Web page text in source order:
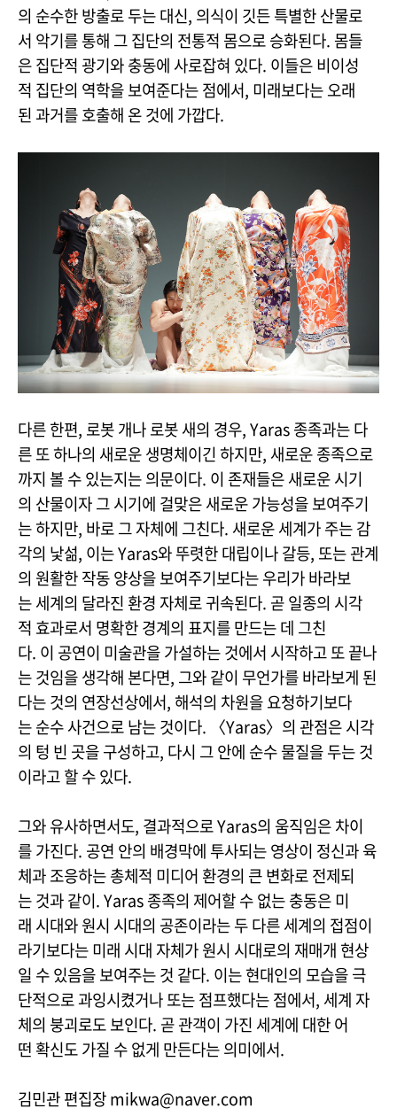
의 순수한 방출로 두는 대신, 의식이 깃든 특별한 산물로
서 악기를 통해 그 집단의 전통적 몸으로 승화된다. 몸들
은 집단적 광기와 충동에 사로잡혀 있다. 이들은 비이성
적 집단의 역학을 보여준다는 점에서, 미래보다는 오래
된 과거를 호출해 온 것에 가깝다.
다른 한편, 로봇 개나 로봇 새의 경우, Yaras 종족과는 다
른 또 하나의 새로운 생명체이긴 하지만, 새로운 종족으로
까지 볼 수 있는지는 의문이다. 이 존재들은 새로운 시기
의 산물이자 그 시기에 걸맞은 새로운 가능성을 보여주기
는 하지만, 바로 그 자체에 그친다. 새로운 세계가 주는 감
각의 낯섦, 이는 Yaras와 뚜렷한 대립이나 갈등, 또는 관계
의 원활한 작동 양상을 보여주기보다는 우리가 바라보
는 세계의 달라진 환경 자체로 귀속된다. 곧 일종의 시각
적 효과로서 명확한 경계의 표지를 만드는 데 그친
다. 이 공연이 미술관을 가설하는 것에서 시작하고 또 끝나
는 것임을 생각해 본다면, 그와 같이 무언가를 바라보게 된
다는 것의 연장선상에서, 해석의 차원을 요청하기보다
는 순수 사건으로 남는 것이다. 〈Yaras〉의 관점은 시각
의 텅 빈 곳을 구성하고, 다시 그 안에 순수 물질을 두는 것
이라고 할 수 있다.
그와 유사하면서도, 결과적으로 Yaras의 움직임은 차이
를 가진다. 공연 안의 배경막에 투사되는 영상이 정신과 육
체과 조응하는 총체적 미디어 환경의 큰 변화로 전제되
는 것과 같이. Yaras 종족의 제어할 수 없는 충동은 미
래 시대와 원시 시대의 공존이라는 두 다른 세계의 접점이
라기보다는 미래 시대 자체가 원시 시대로의 재매개 현상
일 수 있음을 보여주는 것 같다. 이는 현대인의 모습을 극
단적으로 과잉시켰거나 또는 점프했다는 점에서, 세계 자
체의 붕괴로도 보인다. 곧 관객이 가진 세계에 대한 어
떤 확신도 가질 수 없게 만든다는 의미에서.
김민관 편집장 mikwa@naver.com